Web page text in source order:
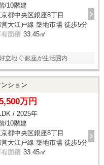
お気に入り物件
/10階建
都中央区銀座8丁目
大江戸線 築地市場 徒歩5分
面積 33.45㎡
立地 ◇銀座が生活圏内
ション
万円
/ 2025年
/10階建
都中央区銀座8丁目
大江戸線 築地市場 徒歩5分
面積 33.45㎡